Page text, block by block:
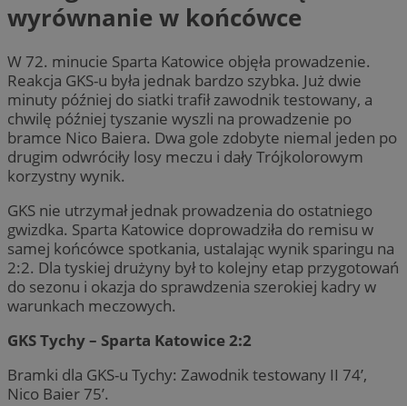
wyrównanie w końcówce
W 72. minucie Sparta Katowice objęła prowadzenie.
Reakcja GKS-u była jednak bardzo szybka. Już dwie
minuty później do siatki trafił zawodnik testowany, a
chwilę później tyszanie wyszli na prowadzenie po
bramce Nico Baiera. Dwa gole zdobyte niemal jeden po
drugim odwróciły losy meczu i dały Trójkolorowym
korzystny wynik.
GKS nie utrzymał jednak prowadzenia do ostatniego
gwizdka. Sparta Katowice doprowadziła do remisu w
samej końcówce spotkania, ustalając wynik sparingu na
2:2. Dla tyskiej drużyny był to kolejny etap przygotowań
do sezonu i okazja do sprawdzenia szerokiej kadry w
warunkach meczowych.
GKS Tychy – Sparta Katowice 2:2
Bramki dla GKS-u Tychy: Zawodnik testowany II 74’,
Nico Baier 75’.